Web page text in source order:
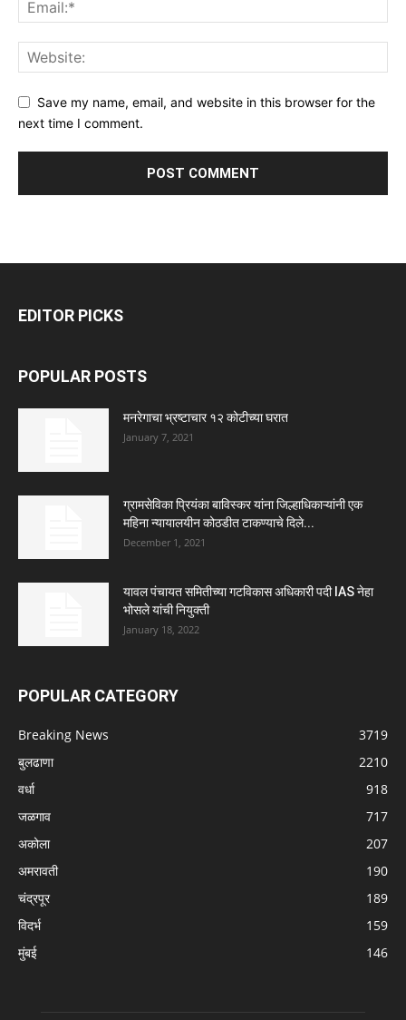
Save my name, email, and website in this browser for the
next time I comment.
EDITOR PICKS
POPULAR POSTS
मनरेगाचा भ्रष्टाचार १२ कोटीच्या घरात
January 7, 2021
ग्रामसेविका प्रियंका बाविस्कर यांना जिल्हाधिकाऱ्यांनी एक
महिना न्यायालयीन कोठडीत टाकण्याचे दिले...
December 1, 2021
यावल पंचायत समितीच्या गटविकास अधिकारी पदी IAS नेहा
भोसले यांची नियुक्ती
January 18, 2022
POPULAR CATEGORY
Breaking News
3719
बुलढाणा
2210
वर्धा
918
जळगाव
717
अकोला
207
अमरावती
190
चंद्रपूर
189
विदर्भ
159
मुंबई
146